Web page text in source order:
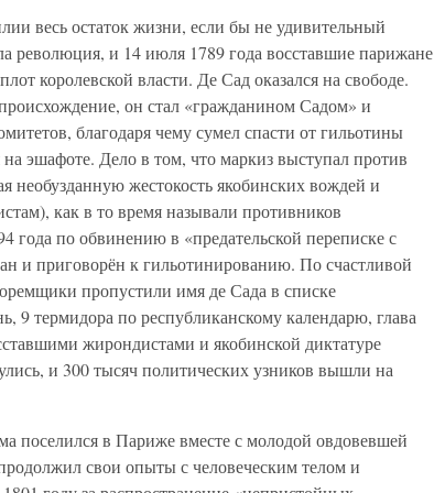
весь остаток жизни, если бы не удивительный
революция, и 14 июля 1789 года восставшие парижане
королевской власти. Де Сад оказался на свободе.
он стал «гражданином Садом» и
благодаря чему сумел спасти от гильотины
на эшафоте. Дело в том, что маркиз выступал против
необузданную жестокость якобинских вождей и
как в то время называли противников
года по обвинению в «предательской переписке с
и приговорён к гильотинированию. По счастливой
пропустили имя де Сада в списке
термидора по республиканскому календарю, глава
жирондистами и якобинской диктатуре
и 300 тысяч политических узников вышли на
поселился в Париже вместе с молодой овдовевшей
свои опыты с человеческим телом и